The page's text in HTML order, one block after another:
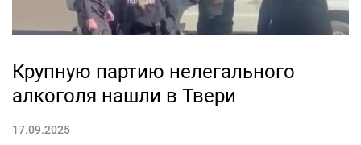
Крупную партию нелегального
алкоголя нашли в Твери
17.09.2025